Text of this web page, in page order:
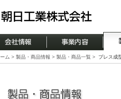
ム > 製品・商品情報 > 製品・商品一覧 > プレス成